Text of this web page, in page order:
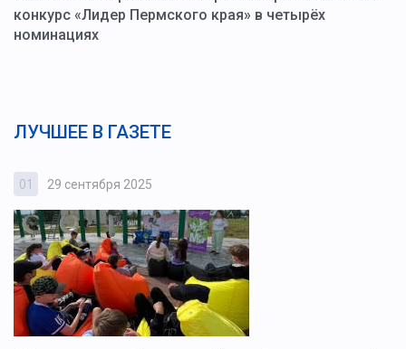
конкурс «Лидер Пермского края» в четырёх
номинациях
ЛУЧШЕЕ В ГАЗЕТЕ
01 29 сентября 2025